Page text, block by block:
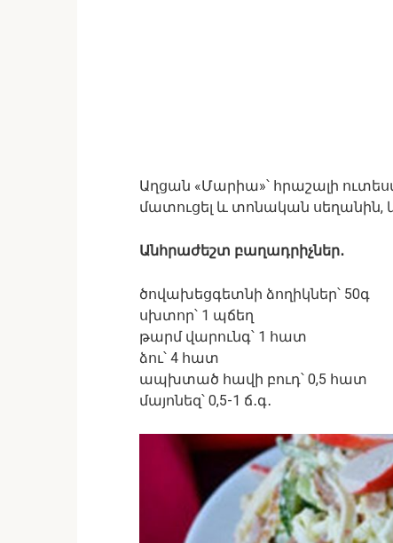
Աղցան «Մարիա»՝ հրաշալի
մատուցել և տոնական սեղանին,
Անհրաժեշտ բաղադրիչներ․
ծովախեցգետնի ձողիկներ՝ 50գ
սխտոր՝ 1 պճեղ
թարմ վարունգ՝ 1 հատ
ձու՝ 4 հատ
ապխտած հավի բուդ՝ 0,5 հատ
մայոնեզ՝ 0,5-1 ճ․գ․